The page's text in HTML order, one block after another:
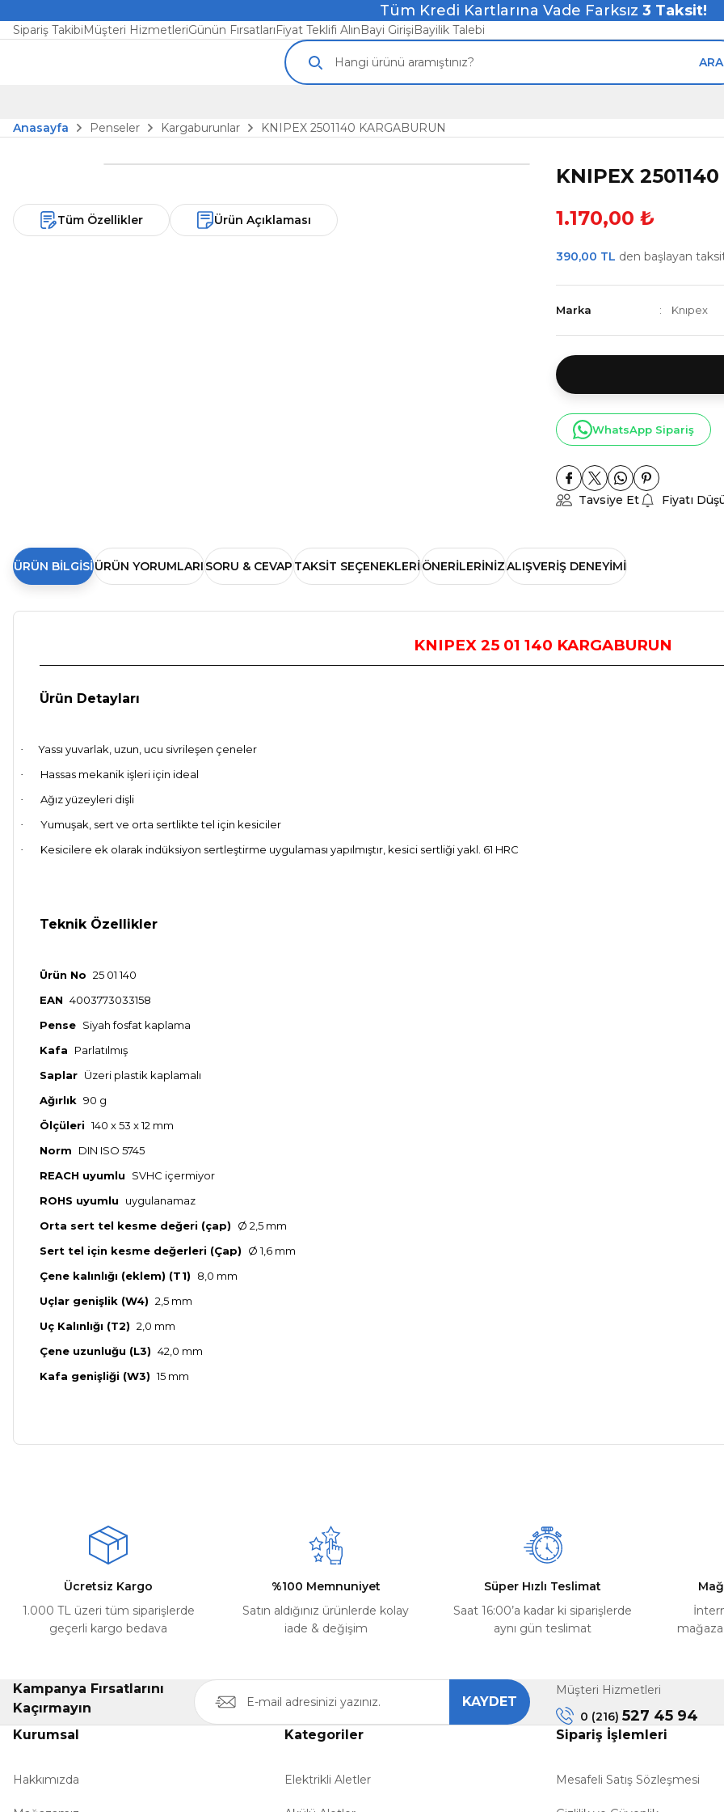
Tüm Kredi Kartlarına Vade Farksız 3 Taksit!
Sipariş TakibiMüşteri HizmetleriGünün FırsatlarıFiyat Teklifi AlınBayi GirişiBayilik Talebi
ARA
Anasayfa
Penseler Kargaburunlar KNIPEX 2501140 KARGABURUN
Tüm Özellikler Ürün Açıklaması
KNIPEX
1.170,00 ₺
390,00 TL den başlayan
Marka Knıpex
WhatsApp Sipariş
Tavsiye Et Fiyatı
ÜRÜN BILGISI ÜRÜN YORUMLARISORU & CEVAPTAKSIT SEÇENEKLERIÖNERILERINIZALIŞVERIŞ DENEYIMI
KNIPEX 25 01 140 KARGABURUN
Ürün Detayları
· Yassı yuvarlak, uzun, ucu sivrileşen çeneler
· Hassas mekanik işleri için ideal
· Ağız yüzeyleri dişli
· Yumuşak, sert ve orta sertlikte tel için kesiciler
· Kesicilere ek olarak indüksiyon sertleştirme uygulaması yapılmıştır, kesici sertliği yakl. 61 HRC
Teknik Özellikler
Ürün No 25 01 140
EAN 4003773033158
Pense Siyah fosfat kaplama
Kafa
Parlatılmış
Saplar Üzeri plastik kaplamalı
Ağırlık 90 g
Ölçüleri 140 x 53 x 12 mm
Norm
DIN ISO 5745
REACH uyumlu
SVHC içermiyor
ROHS uyumlu
uygulanamaz
Orta sert tel kesme değeri (çap)
Ø 2,5 mm
Sert tel için kesme değerleri (Çap)
Ø 1,6 mm
Çene kalınlığı (eklem) (T1)
8,0 mm
Uçlar genişlik (W4) 2,5 mm
Uç Kalınlığı (T2) 2,0 mm
Çene uzunluğu (L3) 42,0 mm
Kafa genişliği (W3) 15 mm
Ürün açıklamasında eksik bilgiler bulunuyor.
Ürün bilgilerinde hatalar bulunuyor.
Gönder
Ücretsiz Kargo
1.000 TL üzeri tüm siparişlerde
geçerli kargo bedava
%100 Memnuniyet
Satın aldığınız ürünlerde kolay
iade & değişim
Süper Hızlı Teslimat
Saat 16:00’a kadar ki siparişlerde
aynı gün teslimat
Kampanya Fırsatlarını
Kaçırmayın
KAYDET
Müşteri Hizmetleri
0 (216) 527 45 94
Kurumsal
Hakkımızda
Kategoriler
Elektrikli Aletler
Sipariş İşlemleri
Mesafeli Satış Sözleşmesi